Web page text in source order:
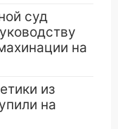
суд
на
из
на